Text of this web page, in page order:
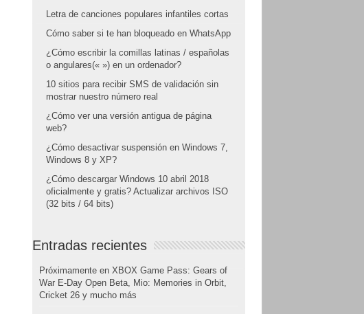
Letra de canciones populares infantiles cortas
Cómo saber si te han bloqueado en WhatsApp
¿Cómo escribir la comillas latinas / españolas
o angulares(« ») en un ordenador?
10 sitios para recibir SMS de validación sin
mostrar nuestro número real
¿Cómo ver una versión antigua de página
web?
¿Cómo desactivar suspensión en Windows 7,
Windows 8 y XP?
¿Cómo descargar Windows 10 abril 2018
oficialmente y gratis? Actualizar archivos ISO
(32 bits / 64 bits)
Entradas recientes
Próximamente en XBOX Game Pass: Gears of
War E-Day Open Beta, Mio: Memories in Orbit,
Cricket 26 y mucho más